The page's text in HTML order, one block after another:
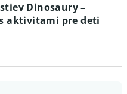
Dinosaury –
aktivitami pre deti